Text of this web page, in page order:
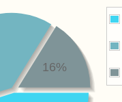
16%